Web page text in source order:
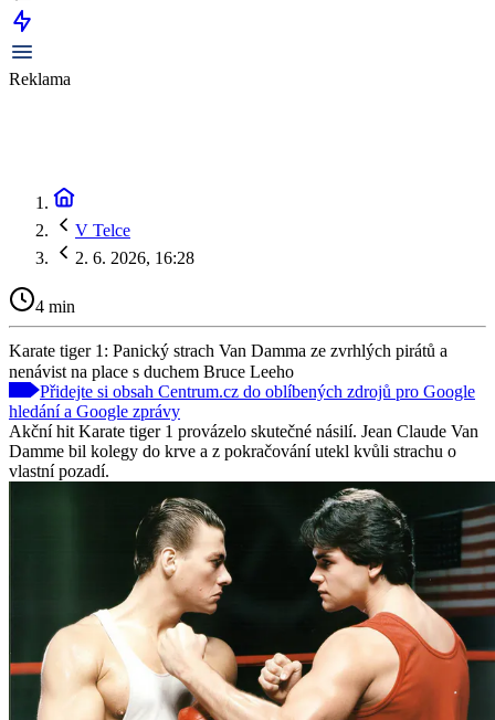
Reklama
V Telce
2. 6. 2026, 16:28
4 min
Karate tiger 1: Panický strach Van Damma ze zvrhlých pirátů a
nenávist na place s duchem Bruce Leeho
Přidejte si obsah Centrum.cz do oblíbených zdrojů pro Google
hledání a Google zprávy
Akční hit Karate tiger 1 provázelo skutečné násilí. Jean Claude Van
Damme bil kolegy do krve a z pokračování utekl kvůli strachu o
vlastní pozadí.